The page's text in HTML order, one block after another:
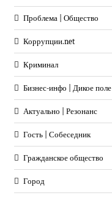
Проблема | Общество
Коррупции.net
Криминал
Бизнес-инфо | Дикое поле
Актуально | Резонанс
Гость | Собеседник
Гражданское общество
Город